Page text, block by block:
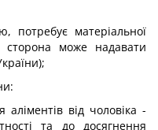
потребує матеріальної
може надавати
від чоловіка -
та до досягнення